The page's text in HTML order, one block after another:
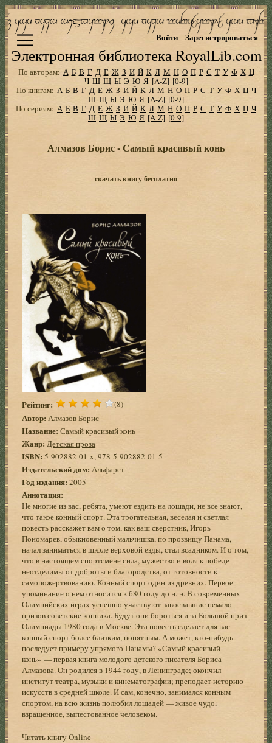
Электронная библиотека RoyalLib.com
Войти Зарегистрироваться
По авторам: А Б В Г Д Е Ж З И Й К Л М Н О П Р С Т У Ф Х Ц
Ч Ш Щ Ы Э Ю Я [A-Z] [0-9]
По книгам: А Б В Г Д Е Ж З И Й К Л М Н О П Р С Т У Ф Х Ц Ч
Ш Щ Ы Э Ю Я [A-Z] [0-9]
По сериям: А Б В Г Д Е Ж З И Й К Л М Н О П Р С Т У Ф Х Ц Ч
Ш Щ Ы Э Ю Я [A-Z] [0-9]
Алмазов Борис - Самый красивый конь
скачать книгу бесплатно
Рейтинг: (8)
Автор: Алмазов Борис
Название: Самый красивый конь
Жанр: Детская проза
ISBN: 5-902882-01-x, 978-5-902882-01-5
Издательский дом: Альфарет
Год издания: 2005
Аннотация:
Не многие из вас, ребята, умеют ездить на лошади, не все знают,
что такое конный спорт. Эта трогательная, веселая и светлая
повесть расскажет вам о том, как ваш сверстник, Игорь
Пономарев, обыкновенный мальчишка, по прозвищу Панама,
начал заниматься в школе верховой езды, стал всадником. И о том,
что в настоящем спортсмене сила, мужество и воля к победе
неотделимы от доброты и благородства, от готовности к
самопожертвованию. Конный спорт один из древних. Первое
упоминание о нем относится к б80 году до н. э. В современных
Олимпийских играх успешно участвуют завоевавшие немало
призов советские конника. Будут они бороться и за Большой приз
Олимпиады 1980 года в Москве. Эта повесть сделает для вас
конный спорт более близким, понятным. А может, кто-нибудь
последует примеру упрямого Панамы? «Самый красивый
конь» — первая книга молодого детского писателя Бориса
Алмазова. Он родился в 1944 году, в Ленинграде; окончил
институт театра, музыки и кинематографии; преподает историю
искусств в средней школе. И сам, конечно, занимался конным
спортом, на всю жизнь полюбил лошадей — живое чудо,
взращенное, выпестованное человеком.
Читать книгу Online